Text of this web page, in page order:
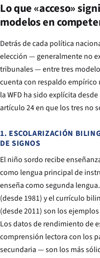
Lo que «acceso»
modelos en
Detrás de cada política
elección — generalmente no
tribunales — entre tres
cuenta con respaldo
la WFD ha sido explícita
artículo 24 en que los tres no
1. ESCOLARIZACIÓN
DE SIGNOS
El niño sordo recibe
como lengua principal de
enseña como segunda
(desde 1981) y el currículo
(desde 2011) son los
Los datos de rendimiento de
comprensión lectora con los
secundaria — son los más